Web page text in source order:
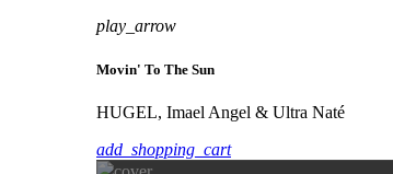
play_arrow
Movin' To The Sun
HUGEL, Imael Angel & Ultra Naté
add_shopping_cart